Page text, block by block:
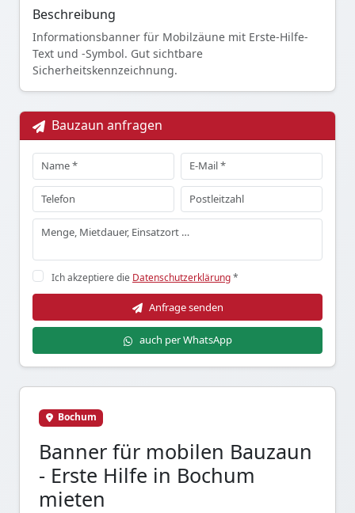
Beschreibung
Informationsbanner für Mobilzäune mit Erste-Hilfe-
Text und -Symbol. Gut sichtbare
Sicherheitskennzeichnung.
Bauzaun anfragen
Ich akzeptiere die Datenschutzerklärung*
Anfrage senden
auch per WhatsApp
Bochum
Banner für mobilen Bauzaun
- Erste Hilfe in Bochum
mieten